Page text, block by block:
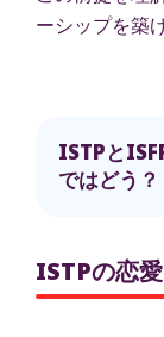
ーシップを築
ISTPと
ではどう？
ISTPの恋